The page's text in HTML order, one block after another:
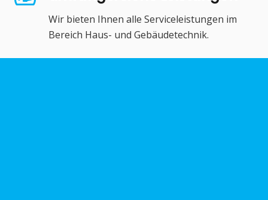
Wir bieten Ihnen alle Serviceleistungen im
Bereich Haus- und Gebäudetechnik.